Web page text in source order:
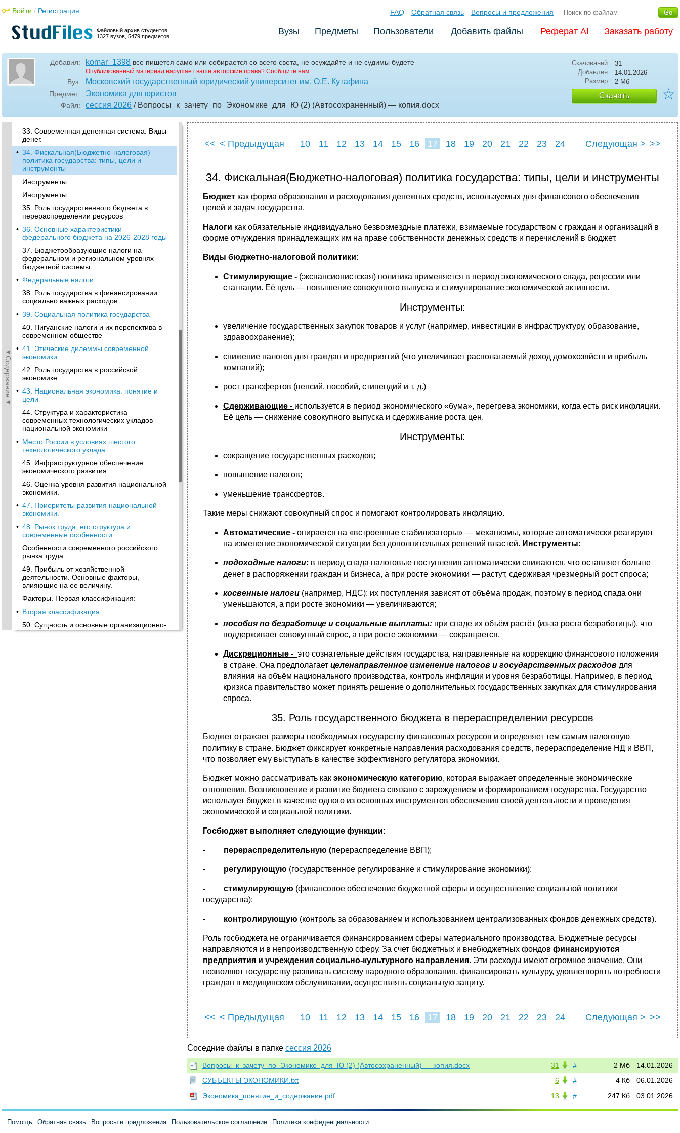
Файловый архив студентов.
1327 вузов, 5479 предметов.
Войти / Регистрация FAQ Обратная связь Вопросы и предложения
Вузы Предметы Пользователи Добавить файлы Реферат AI Заказать работу
Добавил: komar_1398 все пишется само или собирается со всего света, не осуждайте и не судимы будете
Опубликованный материал нарушает ваши авторские права? Сообщите нам.
Вуз: Московский государственный юридический университет им. О.Е. Кутафина
Предмет: Экономика для юристов
Файл: сессия 2026 / Вопросы_к_зачету_по_Экономике_для_Ю (2) (Автосохраненный) — копия.docx
Скачиваний:
31
Добавлен:
14.01.2026
Размер:
2 Мб
Скачать ☆
◄Содержание◄
обеспечивать политическую стабильность
7. Контролировать рост населения
• 29. Экономические и финансовые кризисы
30. Цикличность кризисов
• 31. Роль государства в разных типах
экономики
32. Монетарная политика государства:
типы, цели и инструменты
33. Современная денежная система. Виды
денег.
• 34. Фискальная(Бюджетно-налоговая)
политика государства: типы, цели и
инструменты
Инструменты:
Инструменты:
35. Роль государственного бюджета в
перераспределении ресурсов
• 36. Основные характеристики
федерального бюджета на 2026-2028 годы
37. Бюджетообразующие налоги на
федеральном и региональном уровнях
бюджетной системы
• Федеральные налоги
38. Роль государства в финансировании
социально важных расходов
• 39. Социальная политика государства
40. Пигуанские налоги и их перспектива в
современном обществе
• 41. Этические дилеммы современной
экономики
42. Роль государства в российской
экономике
• 43. Национальная экономика: понятие и
цели
44. Структура и характеристика
современных технологических укладов
национальной экономики
• Место России в условиях шестого
технологического уклада
45. Инфраструктурное обеспечение
экономического развития
46. Оценка уровня развития национальной
экономики.
• 47. Приоритеты развития национальной
экономики.
• 48. Рынок труда, его структура и
современные особенности
Особенности современного российского
рынка труда
49. Прибыль от хозяйственной
деятельности. Основные факторы,
влияющие на ее величину.
Факторы. Первая классификация:
• Вторая классификация
50. Сущность и основные организационно-
экономические формы заемных средств
70. Финансовый рынок в России: основные
игроки и текущее состояние
<< < Предыдущая 10 11 12 13 14 15 16 17 18 19 20 21 22 23
24
Следующая > >>
34. Фискальная(Бюджетно-налоговая) политика государства: типы, цели и инструменты
Бюджет как форма образования и расходования денежных средств, используемых для финансового обеспечения
целей и задач государства.
Налоги как обязательные индивидуально безвозмездные платежи, взимаемые государством с граждан и организаций в
форме отчуждения принадлежащих им на праве собственности денежных средств и перечислений в бюджет.
Виды бюджетно-налоговой политики:
Стимулирующие - (экспансионистская) политика применяется в период экономического спада, рецессии или
стагнации. Её цель — повышение совокупного выпуска и стимулирование экономической активности.
Инструменты:
увеличение государственных закупок товаров и услуг (например, инвестиции в инфраструктуру, образование,
здравоохранение);
снижение налогов для граждан и предприятий (что увеличивает располагаемый доход домохозяйств и прибыль
компаний);
рост трансфертов (пенсий, пособий, стипендий и т. д.)
Сдерживающие - используется в период экономического «бума», перегрева экономики, когда есть риск инфляции.
Её цель — снижение совокупного выпуска и сдерживание роста цен.
Инструменты:
сокращение государственных расходов;
повышение налогов;
уменьшение трансфертов.
Такие меры снижают совокупный спрос и помогают контролировать инфляцию.
Автоматические - опирается на «встроенные стабилизаторы» — механизмы, которые автоматически реагируют
на изменение экономической ситуации без дополнительных решений властей. Инструменты:
подоходные налоги: в период спада налоговые поступления автоматически снижаются, что оставляет больше
денег в распоряжении граждан и бизнеса, а при росте экономики — растут, сдерживая чрезмерный рост спроса;
косвенные налоги (например, НДС): их поступления зависят от объёма продаж, поэтому в период спада они
уменьшаются, а при росте экономики — увеличиваются;
пособия по безработице и социальные выплаты: при спаде их объём растёт (из-за роста безработицы), что
поддерживает совокупный спрос, а при росте экономики — сокращается.
Дискреционные - это сознательные действия государства, направленные на коррекцию финансового положения
в стране. Она предполагает целенаправленное изменение налогов и государственных расходов для
влияния на объём национального производства, контроль инфляции и уровня безработицы. Например, в период
кризиса правительство может принять решение о дополнительных государственных закупках для стимулирования
спроса.
35. Роль государственного бюджета в перераспределении ресурсов
Бюджет отражает размеры необходимых государству финансовых ресурсов и определяет тем самым налоговую
политику в стране. Бюджет фиксирует конкретные направления расходования средств, перераспределение НД и ВВП,
что позволяет ему выступать в качестве эффективного регулятора экономики.
Бюджет можно рассматривать как экономическую категорию, которая выражает определенные экономические
отношения. Возникновение и развитие бюджета связано с зарождением и формированием государства. Государство
использует бюджет в качестве одного из основных инструментов обеспечения своей деятельности и проведения
экономической и социальной политики.
Госбюджет выполняет следующие функции:
- перераспределительную (перераспределение ВВП);
- регулирующую (государственное регулирование и стимулирование экономики);
- стимулирующую (финансовое обеспечение бюджетной сферы и осуществление социальной политики
государства);
- контролирующую (контроль за образованием и использованием централизованных фондов денежных средств).
Роль госбюджета не ограничивается финансированием сферы материального производства. Бюджетные ресурсы
направляются и в непроизводственную сферу. За счет бюджетных и внебюджетных фондов финансируются
предприятия и учреждения социально-культурного направления. Эти расходы имеют огромное значение. Они
позволяют государству развивать систему народного образования, финансировать культуру, удовлетворять потребности
граждан в медицинском обслуживании, осуществлять социальную защиту.
<< < Предыдущая 10 11 12 13 14 15 16 17 18 19 20 21 22 23
24
Следующая > >>
Соседние файлы в папке сессия 2026
# 14.01.2026
2 Мб
31
Вопросы_к_зачету_по_Экономике_для_Ю (2) (Автосохраненный) — копия.docx
#
06.01.2026
4 Кб
6
СУБЪЕКТЫ ЭКОНОМИКИ.txt
#
03.01.2026
247 Кб
13
Экономика_понятие_и_содержание.pdf
Помощь Обратная связь Вопросы и предложения Пользовательское соглашение Политика конфиденциальности